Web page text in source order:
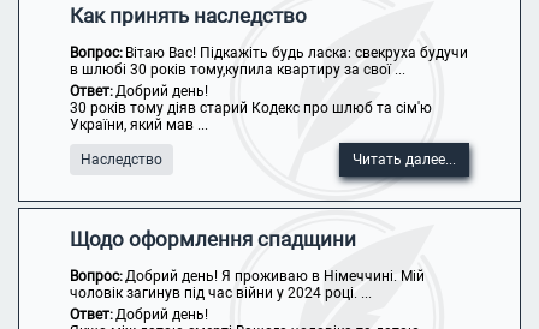
Как принять наследство
Вопрос: Вітаю Вас! Підкажіть будь ласка: свекруха будучи
в шлюбі 30 років тому,купила квартиру за свої ...
Ответ:Добрий день!
30 років тому діяв старий Кодекс про шлюб та сім'ю
України, який мав ...
Наследство Читать далее...
Щодо оформлення спадщини
Вопрос:Добрий день! Я проживаю в Німеччині. Мій
чоловік загинув під час війни у 2024 році. ...
Ответ:Добрий день!